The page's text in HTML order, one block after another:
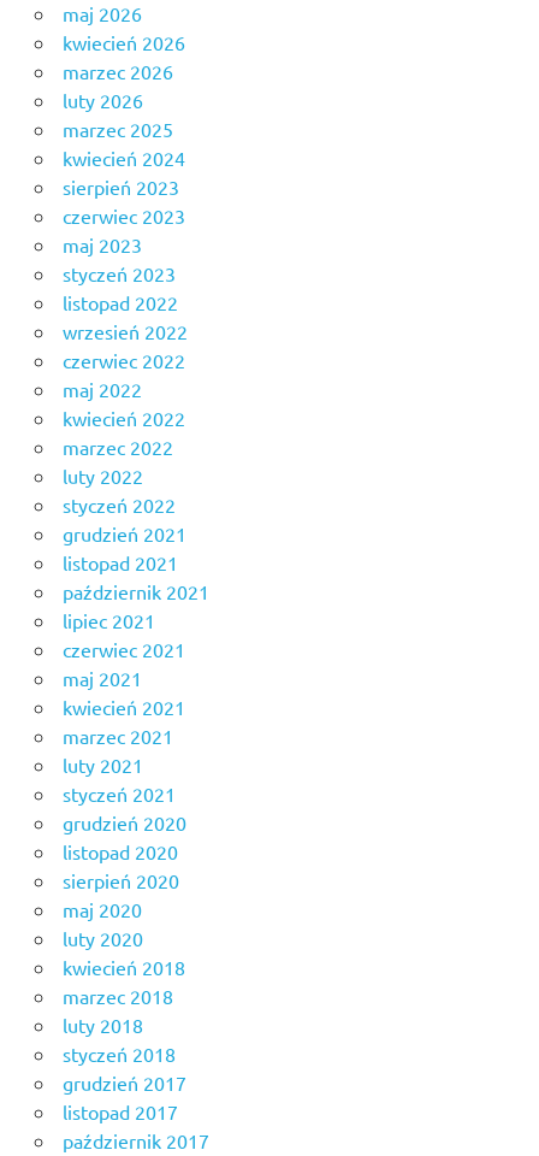
maj 2026
kwiecień 2026
marzec 2026
luty 2026
marzec 2025
kwiecień 2024
sierpień 2023
czerwiec 2023
maj 2023
styczeń 2023
listopad 2022
wrzesień 2022
czerwiec 2022
maj 2022
kwiecień 2022
marzec 2022
luty 2022
styczeń 2022
grudzień 2021
listopad 2021
październik 2021
lipiec 2021
czerwiec 2021
maj 2021
kwiecień 2021
marzec 2021
luty 2021
styczeń 2021
grudzień 2020
listopad 2020
sierpień 2020
maj 2020
luty 2020
kwiecień 2018
marzec 2018
luty 2018
styczeń 2018
grudzień 2017
listopad 2017
październik 2017